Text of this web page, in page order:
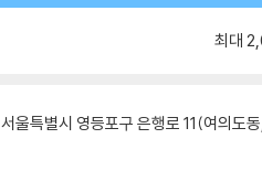
최대
서울특별시 영등포구 은행로 11(여의도